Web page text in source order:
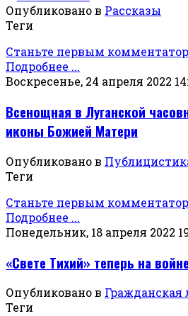
Опубликовано в Рассказы
Теги
Станьте первым
Подробнее ...
Воскресенье, 24 апреля 2022
Всенощная в Луганской
иконы Божией Матери
Опубликовано в
Теги
Станьте первым
Подробнее ...
Понедельник, 18 апреля 2022
«Свете Тихий» теперь на войне
Опубликовано в Гражданская
Теги